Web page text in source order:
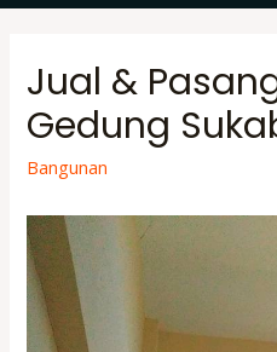
Jual &
Gedung
Bangunan